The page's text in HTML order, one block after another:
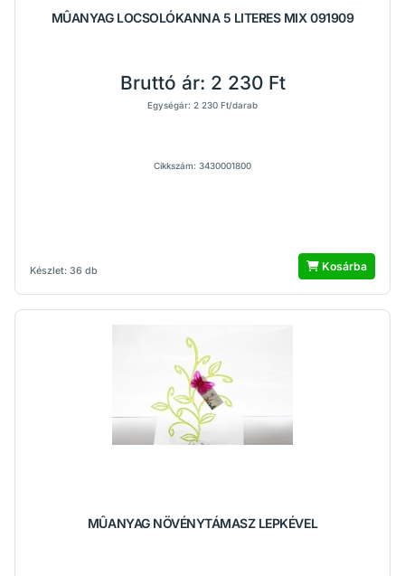
MÛANYAG LOCSOLÓKANNA 5 LITERES MIX 091909
Készlet: 36 db
Bruttó ár: 2 230 Ft
Egységár: 2 230 Ft/darab
Cikkszám: 3430001800
Kosárba
MÛANYAG NÖVÉNYTÁMASZ LEPKÉVEL